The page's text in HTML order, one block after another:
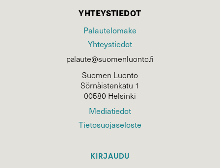
YHTEYSTIEDOT
Palautelomake
Yhteystiedot
palaute@suomenluonto.fi
Suomen Luonto
Sörnäistenkatu 1
00580 Helsinki
Mediatiedot
Tietosuojaseloste
KIRJAUDU